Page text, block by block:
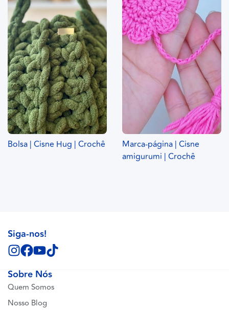
Bolsa | Cisne Hug | Crochê
Marca-página | Cisne
amigurumi | Crochê
Sobre Nós
Quem Somos
Nosso Blog
Siga-nos!